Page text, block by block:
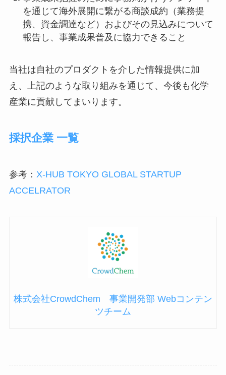
を通じて海外展開に繋がる商談成約（業務提
携、資金調達など）およびその見込みについて
報告し、事業成果普及に協力できること
当社は自社のプロダクトを介した情報提供に加
え、上記のような取り組みを通じて、今後も化学
産業に貢献してまいります。
採択企業 一覧
参考： X-HUB TOKYO GLOBAL STARTUP
ACCELRATOR
株式会社CrowdChem 事業開発部 Webコンテン
ツチーム